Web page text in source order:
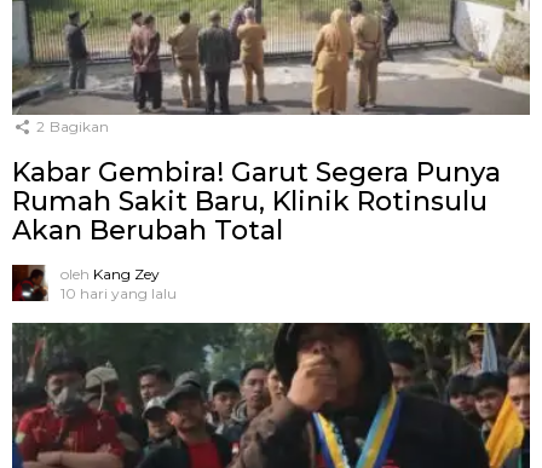
2 Bagikan
Kabar Gembira! Garut Segera Punya
Rumah Sakit Baru, Klinik Rotinsulu
Akan Berubah Total
oleh Kang Zey
10 hari yang lalu